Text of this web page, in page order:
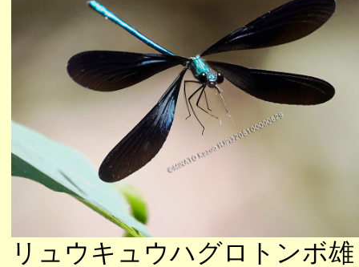
リュウキュウハグロトンボ雄